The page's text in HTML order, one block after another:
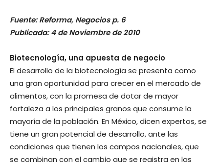
Fuente: Reforma, Negocios p. 6
Publicada: 4 de Noviembre de 2010
Biotecnología, una apuesta de negocio
El desarrollo de la biotecnología se presenta como
una gran oportunidad para crecer en el mercado de
alimentos, con la promesa de dotar de mayor
fortaleza a los principales granos que consume la
mayoría de la población. En México, dicen expertos, se
tiene un gran potencial de desarrollo, ante las
condiciones que tienen los campos nacionales, que
se combinan con el cambio que se registra en las